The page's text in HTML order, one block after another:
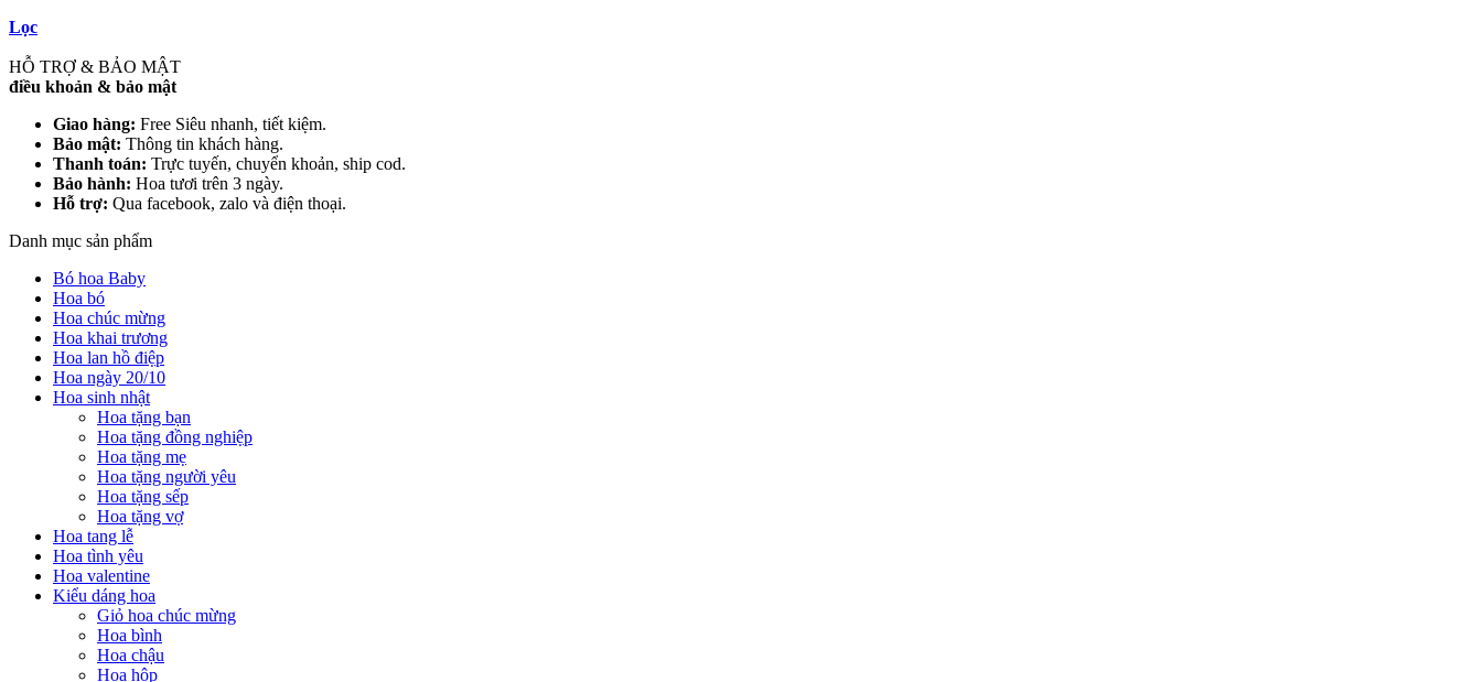
Lọc
HỖ TRỢ & BẢO MẬT
điều khoản & bảo mật
Giao hàng: Free Siêu nhanh, tiết kiệm.
Bảo mật: Thông tin khách hàng.
Thanh toán: Trực tuyến, chuyển khoản, ship cod.
Bảo hành: Hoa tươi trên 3 ngày.
Hỗ trợ: Qua facebook, zalo và điện thoại.
Danh mục sản phẩm
Bó hoa Baby
Hoa bó
Hoa chúc mừng
Hoa khai trương
Hoa lan hồ điệp
Hoa ngày 20/10
Hoa sinh nhật
Hoa tặng bạn
Hoa tặng đồng nghiệp
Hoa tặng mẹ
Hoa tặng người yêu
Hoa tặng sếp
Hoa tặng vợ
Hoa tang lễ
Hoa tình yêu
Hoa valentine
Kiểu dáng hoa
Giỏ hoa chúc mừng
Hoa bình
Hoa chậu
Hoa hộp